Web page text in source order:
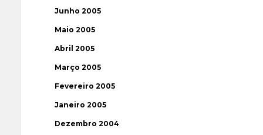
Junho 2005
Maio 2005
Abril 2005
Março 2005
Fevereiro 2005
Janeiro 2005
Dezembro 2004